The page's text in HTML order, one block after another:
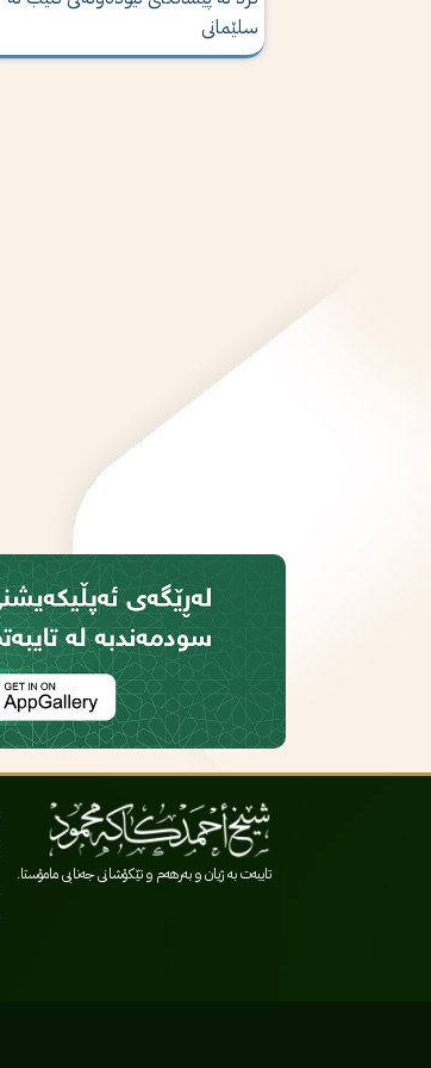
سلێمانی
تایبەت بە ژیان و بەرهەم و تێکۆشانی جەنابی مامۆستا.